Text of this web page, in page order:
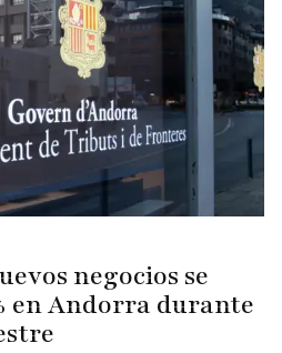
negocios se
en Andorra durante